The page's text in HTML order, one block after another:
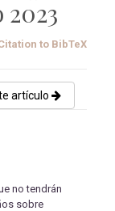
to BibTeX
artículo
no tendrán
sobre